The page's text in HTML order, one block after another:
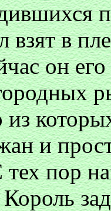
взят в
он
из
и
тех пор